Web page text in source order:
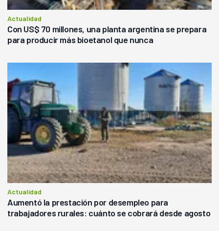
Actualidad
Con US$ 70 millones, una planta argentina se prepara
para producir más bioetanol que nunca
Actualidad
Aumentó la prestación por desempleo para
trabajadores rurales: cuánto se cobrará desde agosto